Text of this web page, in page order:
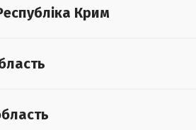
Крим